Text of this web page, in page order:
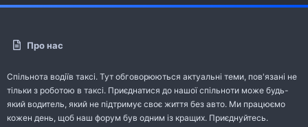
Про нас
Спільнота водіїв таксі. Тут обговорюються актуальні теми, пов'язані не
тільки з роботою в таксі. Приєднатися до нашої спільноти може будь-
який водитель, який не підтримує своє життя без авто. Ми працюємо
кожен день, щоб наш форум був одним із кращих. Приєднуйтесь.